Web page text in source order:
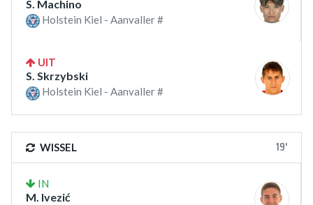
S. Machino
Holstein Kiel - Aanvaller #
UIT
S. Skrzybski
Holstein Kiel - Aanvaller #
WISSEL 19'
IN
M. Ivezić